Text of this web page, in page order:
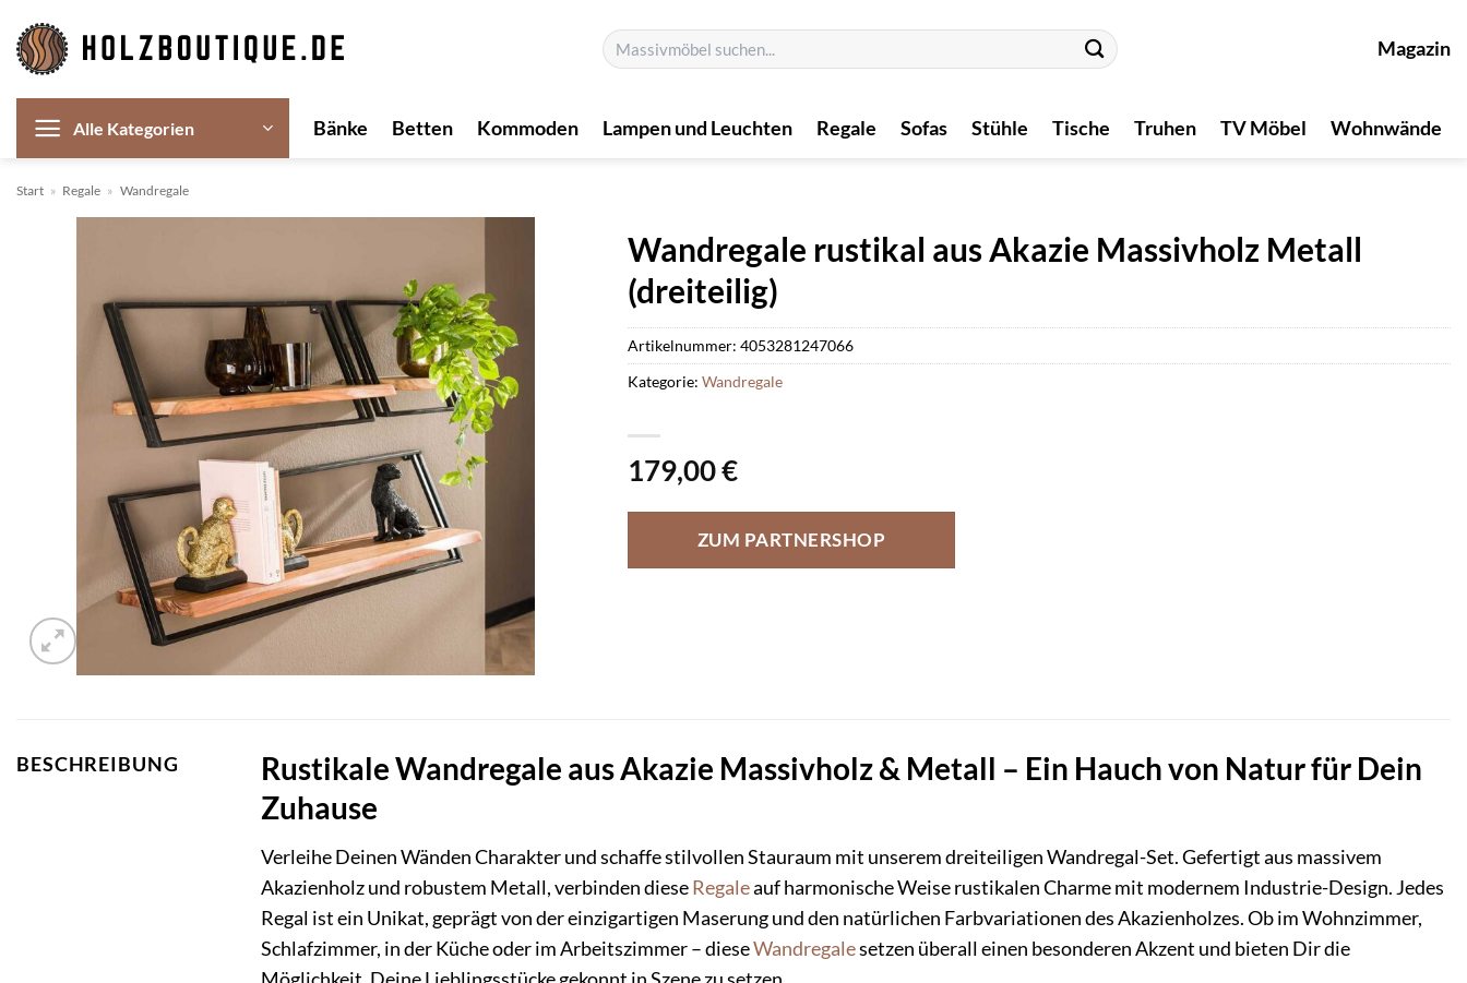
Inhalt
springen
Suchen
nach:
Magazin
Alle Kategorien Bänke Betten Kommoden Lampen und Leuchten Regale Sofas Stühle Tische Truhen TV Möbel Wohnwände
Start » Regale » Wandregale
Wandregale rustikal aus Akazie Massivholz Metall
(dreiteilig)
179,00€
ZUM PARTNERSHOP
Artikelnummer: 4053281247066
Kategorie: Wandregale
BESCHREIBUNG
Rustikale Wandregale aus Akazie Massivholz & Metall – Ein Hauch von Natur für Dein
Zuhause
Verleihe Deinen Wänden Charakter und schaffe stilvollen Stauraum mit unserem dreiteiligen Wandregal-Set. Gefertigt aus massivem
Akazienholz und robustem Metall, verbinden dieseRegaleauf harmonische Weise rustikalen Charme mit modernem Industrie-Design. Jedes
Regal ist ein Unikat, geprägt von der einzigartigen Maserung und den natürlichen Farbvariationen des Akazienholzes. Ob im Wohnzimmer,
Schlafzimmer, in der Küche oder im Arbeitszimmer – dieseWandregalesetzen überall einen besonderen Akzent und bieten Dir die